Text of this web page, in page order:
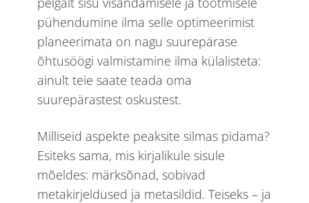
pühendumine ilma selle optimeerimist
planeerimata on nagu suurepärase
õhtusöögi valmistamine ilma külalisteta:
ainult teie saate teada oma
suurepärastest oskustest.
Milliseid aspekte peaksite silmas pidama?
Esiteks sama, mis kirjalikule sisule
mõeldes: märksõnad, sobivad
metakirjeldused ja metasildid. Teiseks – ja